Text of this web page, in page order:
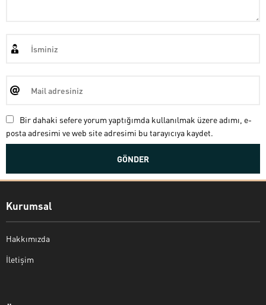
Bir dahaki sefere yorum yaptığımda kullanılmak üzere adımı, e-
posta adresimi ve web site adresimi bu tarayıcıya kaydet.
Kurumsal
Hakkımızda
İletişim